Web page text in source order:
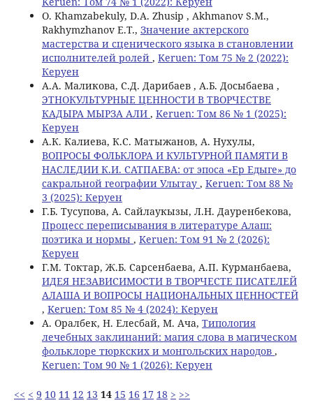
О. Khamzabekuly, D.A. Zhusip , Akhmanov S.M.,
Rakhymzhanov E.T., Значение актерского
мастерства и сценического языка в становлении
исполнителей ролей , Keruen: Том 75 № 2 (2022):
Керуен
A.A. Маликова, С.Д. Дарибаев , А.Б. Досыбаева ,
ЭТНОКУЛЬТУРНЫЕ ЦЕННОСТИ В ТВОРЧЕСТВЕ
КАДЫРА МЫРЗА АЛИ , Keruen: Том 86 № 1 (2025):
Керуен
А.К. Калиева, К.С. Матыжанов, А. Нухулы,
ВОПРОСЫ ФОЛЬКЛОРА И КУЛЬТУРНОЙ ПАМЯТИ В
НАСЛЕДИИ К.И. САТПАЕВА: от эпоса «Ер Едыге» до
сакральной географии Улытау , Keruen: Том 88 №
3 (2025): Керуен
Г.Б. Тусупова, А. Сайлаукызы, Л.Н. Дауренбекова,
Процесс переписывания в литературе Aлаш:
поэтика и нормы , Keruen: Том 91 № 2 (2026):
Керуен
Г.М. Токтар, Ж.Б. Сарсенбаева, А.П. Курманбаева,
ИДЕЯ НЕЗАВИСИМОСТИ В ТВОРЧЕСТЕ ПИСАТЕЛЕЙ
АЛАША И ВОПРОСЫ НАЦИОНАЛЬНЫХ ЦЕННОСТЕЙ
, Keruen: Том 85 № 4 (2024): Керуен
А. Оралбек, Н. Елесбай, М. Ача, Типология
лечебных заклинаний: магия слова в магическом
фольклоре тюркских и монгольских народов ,
Keruen: Том 90 № 1 (2026): Керуен
<< < 9 10 11 12 13 14 15 16 17 18 > >>